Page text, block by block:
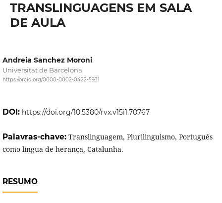
TRANSLINGUAGENS EM SALA
DE AULA
Andreia Sanchez Moroni
Universitat de Barcelona
https://orcid.org/0000-0002-0422-5931
DOI: https://doi.org/10.5380/rvx.v15i1.70767
Palavras-chave: Translinguagem, Plurilinguismo, Português
como língua de herança, Catalunha.
RESUMO